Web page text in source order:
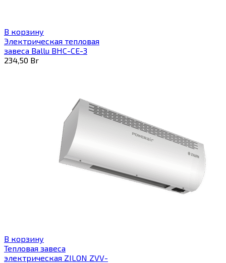
В корзину
Электрическая тепловая
завеса Ballu BHC-CE-3
234,50 Br
В корзину
Тепловая завеса
электрическая ZILON ZVV-